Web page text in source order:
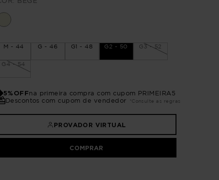
M - 44 G - 46 G1 - 48 G2 - 50 G3 - 52
G4 - 54
5%OFFna primeira compra com cupom PRIMEIRA5
Descontos com cupom de vendedor
*Consulte as regras
PROVADOR VIRTUAL
COMPRAR